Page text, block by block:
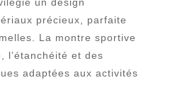
précieux, parfaite
La montre sportive
l’étanchéité et des
adaptées aux activités